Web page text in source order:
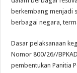
berkembang menjadi
berbagai negara,
Dasar pelaksanaan
Nomor 800/26//
pembentukan Panitia